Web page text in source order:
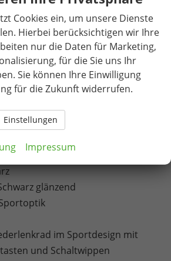
mit animierten Blinkern und
den Leuchten
"Elias" (Reifen 235/45 R 20)
mit 2
Plus) und Fahrprofilauswahl
oben an den Fenstern und D-
glänzend
im Sportdesign mit
und Schaltwippen
Cookies ein, um unsere Dienste
Hierbei berücksichtigen wir Ihre
nur die Daten für Marketing,
für die Sie uns Ihr
Sie können Ihre Einwilligung
für die Zukunft widerrufen.
Einstellungen
Impressum